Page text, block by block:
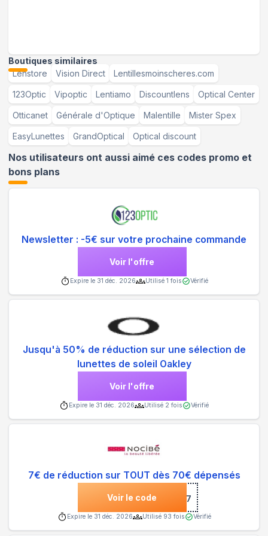
Boutiques similaires
Lenstore
Vision Direct Lentillesmoinscheres.com
123Optic Vipoptic Lentiamo Discountlens Optical Center
Otticanet Générale d'Optique Malentille Mister Spex
EasyLunettes GrandOptical Optical discount
Nos utilisateurs ont aussi aimé ces codes promo et
bons plans
Newsletter : -5€ sur votre prochaine commande
Voir l'offre
Expire le 31 déc. 2026 Utilisé 1 fois Vérifié
Jusqu'à 50% de réduction sur une sélection de
lunettes de soleil Oakley
Voir l'offre
Expire le 31 déc. 2026 Utilisé 2 fois Vérifié
7€ de réduction sur TOUT dès 70€ dépensés
Voir le code ***697
Expire le 31 déc. 2026 Utilisé 93 fois Vérifié